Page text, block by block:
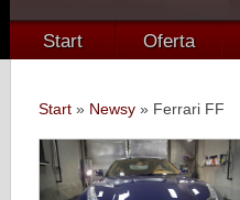
Start Oferta
Start » Newsy » Ferrari FF